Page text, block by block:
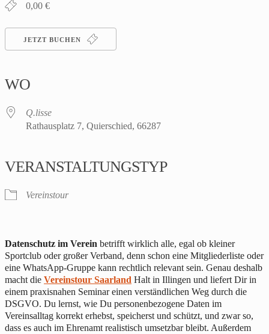
0,00 €
JETZT BUCHEN
WO
Q.lisse
Rathausplatz 7, Quierschied, 66287
VERANSTALTUNGSTYP
Vereinstour
Datenschutz im Verein betrifft wirklich alle, egal ob kleiner
Sportclub oder großer Verband, denn schon eine Mitgliederliste oder
eine WhatsApp-Gruppe kann rechtlich relevant sein. Genau deshalb
macht die Vereinstour Saarland Halt in Illingen und liefert Dir in
einem praxisnahen Seminar einen verständlichen Weg durch die
DSGVO. Du lernst, wie Du personenbezogene Daten im
Vereinsalltag korrekt erhebst, speicherst und schützt, und zwar so,
dass es auch im Ehrenamt realistisch umsetzbar bleibt. Außerdem